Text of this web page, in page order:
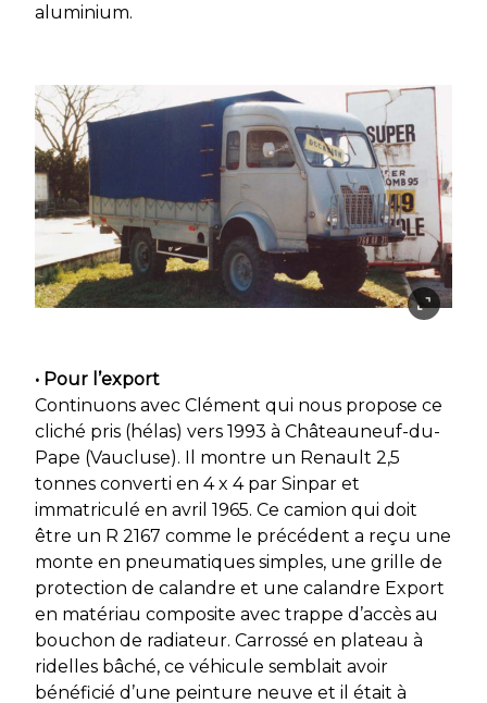
aluminium.
• Pour l’export
Continuons avec Clément qui nous propose ce
cliché pris (hélas) vers 1993 à Châteauneuf-du-
Pape (Vaucluse). Il montre un Renault 2,5
tonnes converti en 4 x 4 par Sinpar et
immatriculé en avril 1965. Ce camion qui doit
être un R 2167 comme le précédent a reçu une
monte en pneumatiques simples, une grille de
protection de calandre et une calandre Export
en matériau composite avec trappe d’accès au
bouchon de radiateur. Carrossé en plateau à
ridelles bâché, ce véhicule semblait avoir
bénéficié d’une peinture neuve et il était à